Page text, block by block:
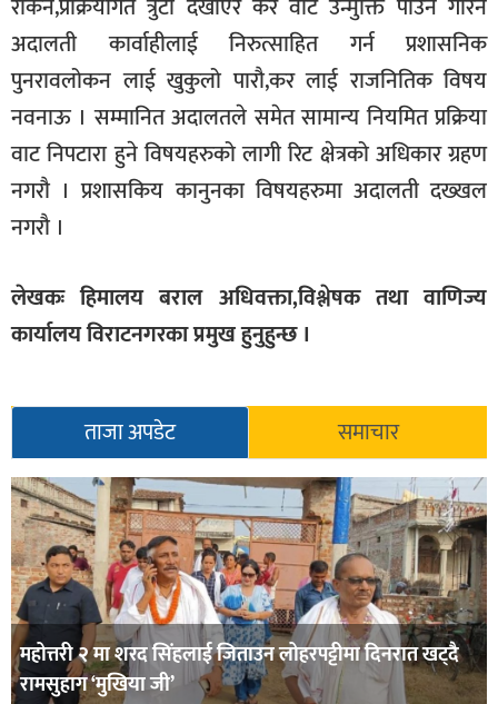
अदालती कार्वाहीलाई निरुत्साहित गर्न प्रशासनिक
पुनरावलोकन लाई खुकुलो पारौ,कर लाई राजनितिक विषय
नवनाऊ । सम्मानित अदालतले समेत सामान्य नियमित प्रक्रिया
वाट निपटारा हुने विषयहरुको लागी रिट क्षेत्रको अधिकार ग्रहण
नगरौ । प्रशासकिय कानुनका विषयहरुमा अदालती दख्खल
नगरौ ।
लेखकः हिमालय बराल अधिवक्ता,विश्लेषक तथा वाणिज्य
कार्यालय विराटनगरका प्रमुख हुनुहुन्छ ।
ताजा अपडेट समाचार
महोत्तरी २ मा शरद सिंहलाई जिताउन लोहरपट्टीमा दिनरात खट्दै
रामसुहाग ‘मुखिया जी’